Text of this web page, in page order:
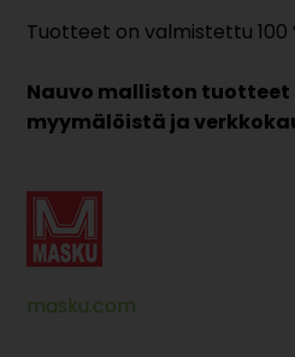
Tuotteet on valmistettu 100
Nauvo malliston tuotteet
myymälöistä ja
masku.com